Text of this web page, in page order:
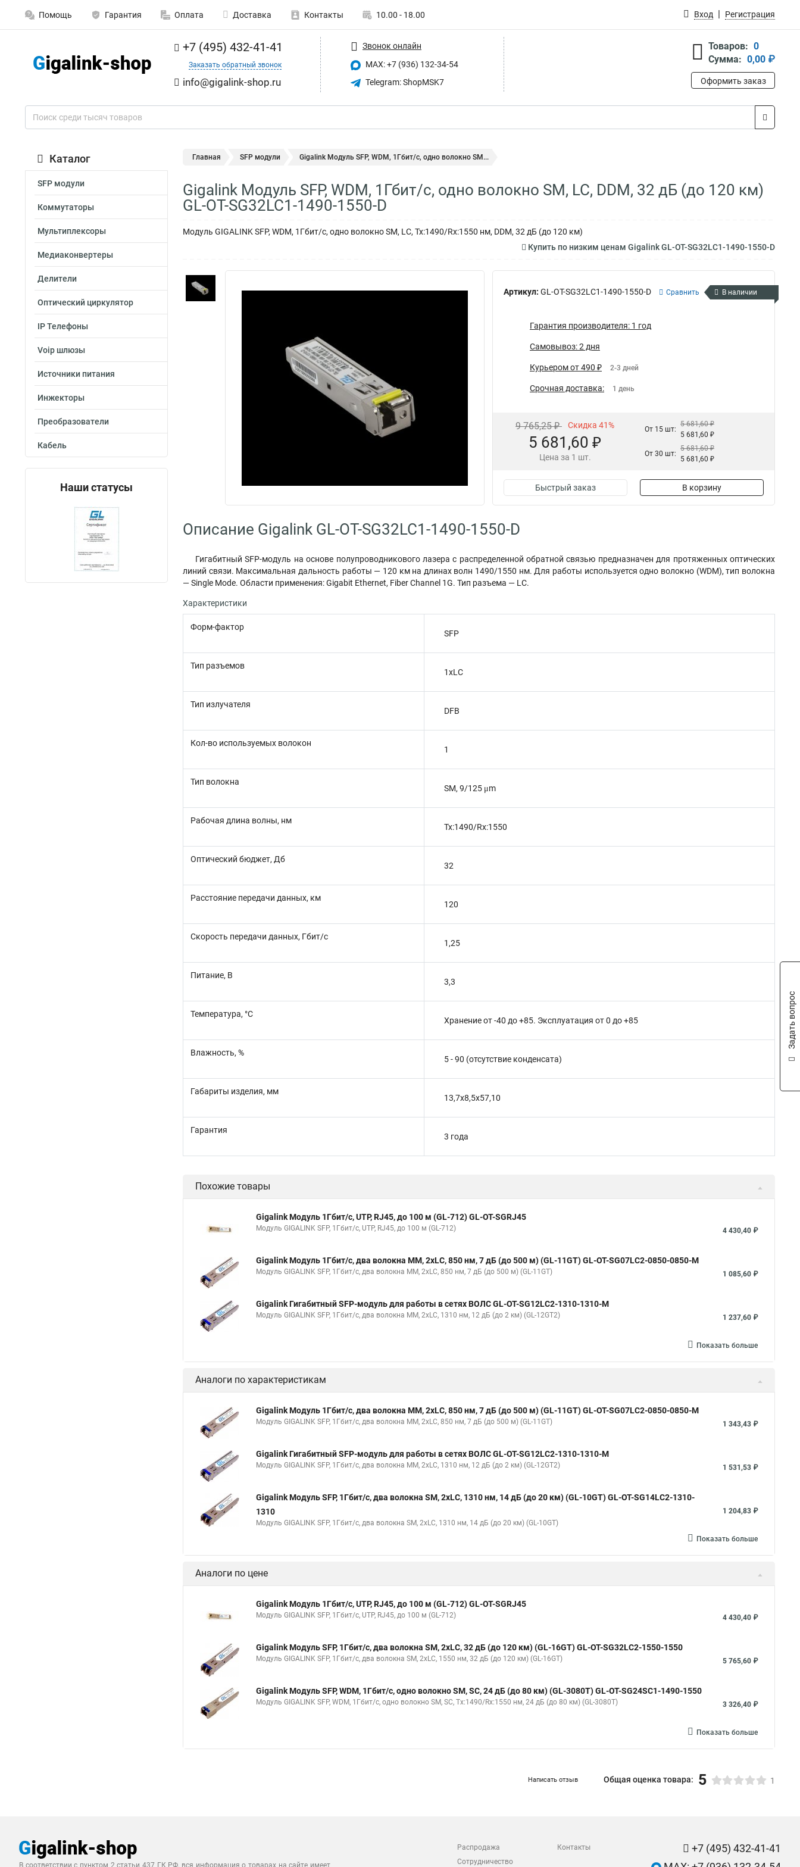
Помощь Гарантия Оплата Доставка Контакты 10.00 - 18.00 Вход Регистрация
+7 (495) 432-41-41
Заказать обратный звонок
info@gigalink-shop.ru
Звонок онлайн
MAX: +7 (936) 132-34-54
Telegram: ShopMSK7
Товаров: 0
Сумма: 0,00 ₽
Оформить заказ
Каталог
SFP модули
Коммутаторы
Мультиплексоры
Медиаконвертеры
Делители
Оптический циркулятор
IP Телефоны
Voip шлюзы
Источники питания
Инжекторы
Преобразователи
Кабель
Наши статусы
Главная SFP модули Gigalink Модуль SFP, WDM, 1Гбит/c, одно волокно SM...
Gigalink Модуль SFP, WDM, 1Гбит/c, одно волокно SM, LC, DDM, 32 дБ (до 120 км)
GL-OT-SG32LC1-1490-1550-D
Модуль GIGALINK SFP, WDM, 1Гбит/c, одно волокно SM, LC, Tx:1490/Rx:1550 нм, DDM, 32 дБ (до 120 км)
Купить по низким ценам Gigalink GL-OT-SG32LC1-1490-1550-D
Артикул: GL-OT-SG32LC1-1490-1550-D Сравнить В наличии
Гарантия производителя: 1 год
Самовывоз: 2 дня
Курьером от 490 ₽ 2-3 дней
Срочная доставка: 1 день
9 765,25 ₽ Скидка 41%
5 681,60 ₽
Цена за 1 шт.
От 15 шт:
5 681,60 ₽
5 681,60 ₽
От 30 шт:
5 681,60 ₽
5 681,60 ₽
Быстрый заказ В корзину
Описание Gigalink GL-OT-SG32LC1-1490-1550-D
Гигабитный SFP-модуль на основе полупроводникового лазера с распределенной обратной связью предназначен для протяженных оптических
линий связи. Максимальная дальность работы — 120 км на длинах волн 1490/1550 нм. Для работы используется одно волокно (WDM), тип волокна
— Single Mode. Области применения: Gigabit Ethernet, Fiber Channel 1G. Тип разъема — LC.
Характеристики
Форм-фактор
SFP
Тип разъемов
1xLC
Тип излучателя
DFB
Кол-во используемых волокон
1
Тип волокна
SМ, 9/125 μm
Рабочая длина волны, нм
Tx:1490/Rx:1550
Оптический бюджет, Дб
32
Расстояние передачи данных, км
120
Скорость передачи данных, Гбит/с
1,25
Питание, В
3,3
Температура, °C
Хранение от -40 до +85. Эксплуатация от 0 до +85
Влажность, %
5 - 90 (отсутствие конденсата)
Габариты изделия, мм
13,7x8,5x57,10
Гарантия
3 года
Похожие товары
Gigalink Модуль 1Гбит/c, UTP, RJ45, до 100 м (GL-712) GL-OT-SGRJ45
Модуль GIGALINK SFP, 1Гбит/c, UTP, RJ45, до 100 м (GL-712) 4 430,40 ₽
Gigalink Модуль 1Гбит/c, два волокна МM, 2xLC, 850 нм, 7 дБ (до 500 м) (GL-11GT) GL-OT-SG07LC2-0850-0850-M
Модуль GIGALINK SFP, 1Гбит/c, два волокна МM, 2xLC, 850 нм, 7 дБ (до 500 м) (GL-11GT) 1 085,60 ₽
Gigalink Гигабитный SFP-модуль для работы в сетях ВОЛС GL-OT-SG12LC2-1310-1310-M
Модуль GIGALINK SFP, 1Гбит/c, два волокна MM, 2xLC, 1310 нм, 12 дБ (до 2 км) (GL-12GT2) 1 237,60 ₽
Показать больше
Аналоги по характеристикам
Gigalink Модуль 1Гбит/c, два волокна МM, 2xLC, 850 нм, 7 дБ (до 500 м) (GL-11GT) GL-OT-SG07LC2-0850-0850-M
Модуль GIGALINK SFP, 1Гбит/c, два волокна МM, 2xLC, 850 нм, 7 дБ (до 500 м) (GL-11GT) 1 343,43 ₽
Gigalink Гигабитный SFP-модуль для работы в сетях ВОЛС GL-OT-SG12LC2-1310-1310-M
Модуль GIGALINK SFP, 1Гбит/c, два волокна MM, 2xLC, 1310 нм, 12 дБ (до 2 км) (GL-12GT2) 1 531,53 ₽
Gigalink Модуль SFP, 1Гбит/c, два волокна SM, 2xLC, 1310 нм, 14 дБ (до 20 км) (GL-10GT) GL-OT-SG14LC2-1310-
1310
Модуль GIGALINK SFP, 1Гбит/c, два волокна SM, 2xLC, 1310 нм, 14 дБ (до 20 км) (GL-10GT)
1 204,83 ₽
Показать больше
Аналоги по цене
Gigalink Модуль 1Гбит/c, UTP, RJ45, до 100 м (GL-712) GL-OT-SGRJ45
Модуль GIGALINK SFP, 1Гбит/c, UTP, RJ45, до 100 м (GL-712) 4 430,40 ₽
Gigalink Модуль SFP, 1Гбит/c, два волокна SM, 2xLC, 32 дБ (до 120 км) (GL-16GT) GL-OT-SG32LC2-1550-1550
Модуль GIGALINK SFP, 1Гбит/c, два волокна SM, 2xLC, 1550 нм, 32 дБ (до 120 км) (GL-16GT) 5 765,60 ₽
Gigalink Модуль SFP, WDM, 1Гбит/c, одно волокно SM, SC, 24 дБ (до 80 км) (GL-3080T) GL-OT-SG24SC1-1490-1550
Модуль GIGALINK SFP, WDM, 1Гбит/c, одно волокно SM, SC, Tx:1490/Rx:1550 нм, 24 дБ (до 80 км) (GL-3080T) 3 326,40 ₽
Показать больше
Написать отзыв Общая оценка товара: 5 1
В соответствии с пунктом 2 статьи 437 ГК РФ, вся информация о товарах на сайте имеет
Распродажа
Сотрудничество
Контакты
+7 (495) 432-41-41
Задать вопрос